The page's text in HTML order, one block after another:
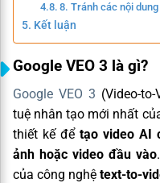
8. Tránh các nội
Kết luận
Google VEO 3 là gì?
Google VEO 3 (Video-
tuệ nhân tạo mới nhất
thiết kế để tạo video AI
ảnh hoặc video đầu vào
của công nghệ text-to-